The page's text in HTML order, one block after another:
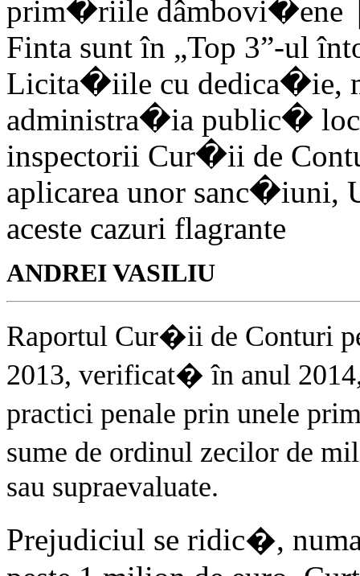
prim�riile
Finta sunt în „Top 3”-ul
Licita�iile cu dedica�ie,
administra�ia public�
inspectorii Cur�ii de
aplicarea unor
aceste cazuri flagrante
ANDREI VASILIU
Raportul Cur�ii de Conturi
2013, verificat� în anul
practici penale prin unele
sume de ordinul zecilor de
sau supraevaluate.
Prejudiciul se ridic�,